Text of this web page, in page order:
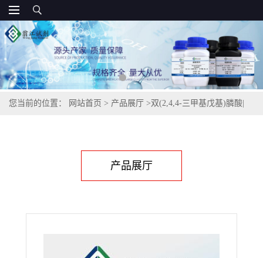
您当前的位置： 网站首页 > 产品展厅 >双(2,4,4-三甲基戊基)膦酸|
产品展厅